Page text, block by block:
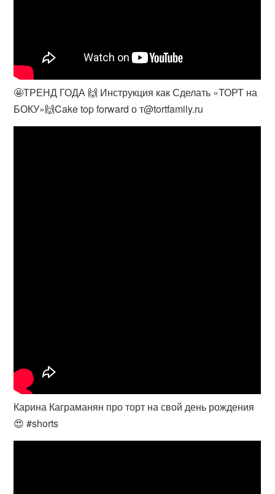
🤩ТРЕНД ГОДА 🙌 Инструкция как Сделать «ТОРТ на
БОКУ»🙌Cake top forward о т@tortfamily.ru
Карина Каграманян про торт на свой день рождения
😍 #shorts